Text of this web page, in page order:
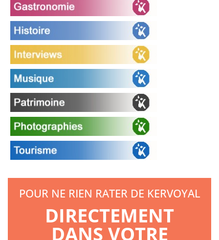
POUR NE RIEN RATER DE KERVOYAL
DIRECTEMENT
DANS VOTRE